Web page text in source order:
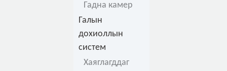
Гадна камер
Галын
дохиоллын
систем
Хаяглагддаг